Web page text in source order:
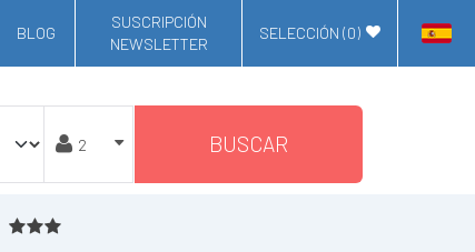
BLOG
SUSCRIPCIÓN
NEWSLETTER
SELECCIÓN (0)
BUSCAR